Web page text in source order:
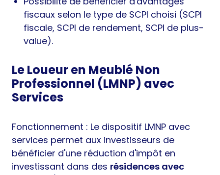
fiscaux selon le type de SCPI choisi (SCPI
fiscale, SCPI de rendement, SCPI de plus-
value).
Le Loueur en Meublé Non
Professionnel (LMNP) avec
Services
Fonctionnement : Le dispositif LMNP avec
services permet aux investisseurs de
bénéficier d'une réduction d'impôt en
investissant dans des résidences avec